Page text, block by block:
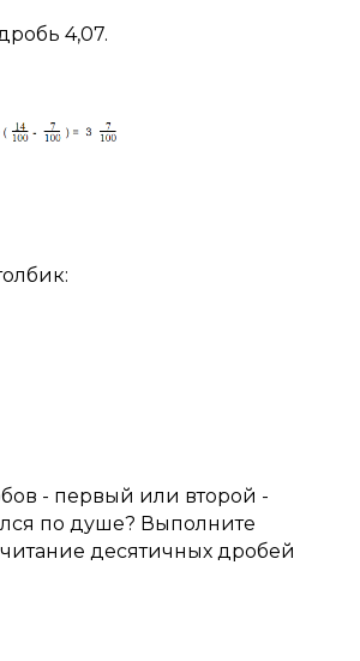
4,07.
- первый или второй -
по душе? Выполните
десятичных дробей